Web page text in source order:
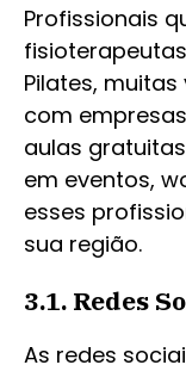
Profissionais
Pilates,
com
aulas
em eventos,
esses
sua região.
3.1. Redes
As redes